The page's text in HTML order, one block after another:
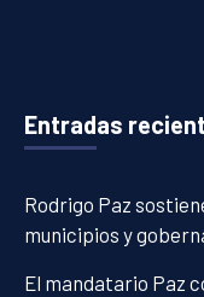
Entradas
Rodrigo Paz
municipios y
El mandatario Paz